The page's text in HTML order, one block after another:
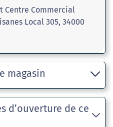
Centre Commercial
Local 305, 34000
magasin
d’ouverture de ce